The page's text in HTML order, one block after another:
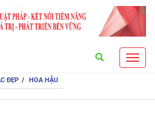
ĐẸP HOA HẬU